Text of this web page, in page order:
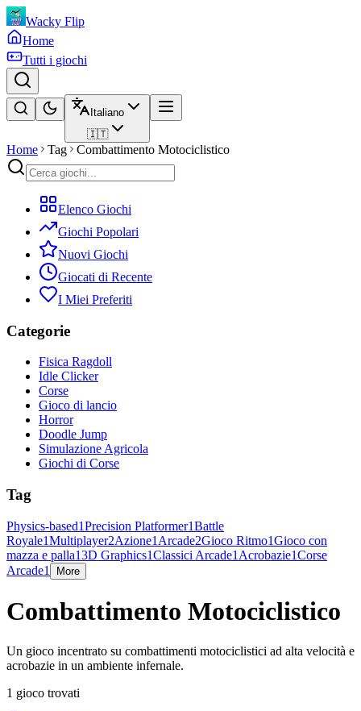
Wacky Flip
Home
Tutti i giochi
Italiano
🇮🇹
Home Tag Combattimento Motociclistico
Elenco Giochi
Giochi Popolari
Nuovi Giochi
Giocati di Recente
I Miei Preferiti
Categorie
Fisica Ragdoll
Idle Clicker
Corse
Gioco di lancio
Horror
Doodle Jump
Simulazione Agricola
Giochi di Corse
Tag
Physics-based1Precision Platformer1Battle
Royale1Multiplayer2Azione1 Arcade2Gioco Ritmo1Gioco con
mazza e palla13D Graphics1Classici Arcade1 Acrobazie1Corse
Arcade1 More
Combattimento Motociclistico
Un gioco incentrato su combattimenti motociclistici ad alta velocità e
acrobazie in un ambiente infernale.
1 gioco trovati